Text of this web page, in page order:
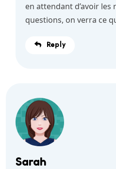
en attendant d’avoir les
questions, on verra ce
Reply
Sarah